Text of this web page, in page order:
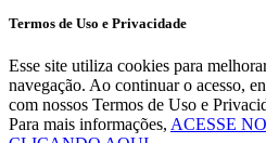
Termos de Uso e Privacidade
Esse site utiliza cookies para
navegação. Ao continuar o acesso,
com nossos Termos de Uso e
Para mais informações, ACESSE